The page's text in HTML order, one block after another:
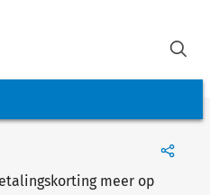
meer op